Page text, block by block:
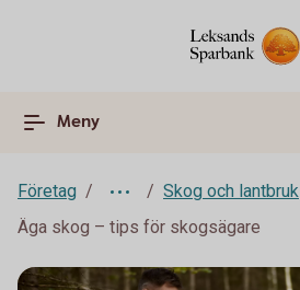
Meny
Företag
Skog och lantbruk
Äga skog – tips för skogsägare